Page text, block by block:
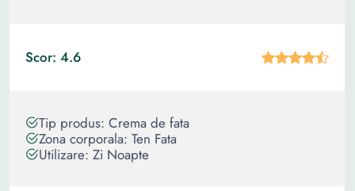
Scor: 4.6
Tip produs: Crema de fata
Zona corporala: Ten Fata
Utilizare: Zi Noapte